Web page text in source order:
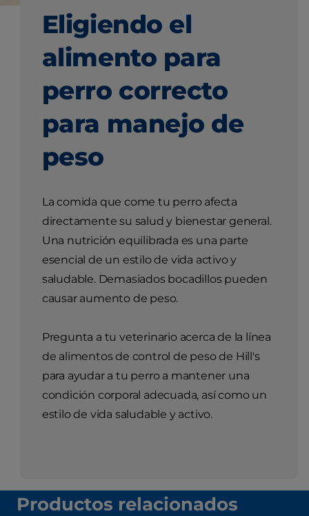
Eligiendo el
alimento para
perro correcto
para manejo de
peso
La comida que come tu perro afecta
directamente su salud y bienestar general.
Una nutrición equilibrada es una parte
esencial de un estilo de vida activo y
saludable. Demasiados bocadillos pueden
causar aumento de peso.
Pregunta a tu veterinario acerca de la línea
de alimentos de control de peso de Hill's
para ayudar a tu perro a mantener una
condición corporal adecuada, así como un
estilo de vida saludable y activo.
Productos relacionados